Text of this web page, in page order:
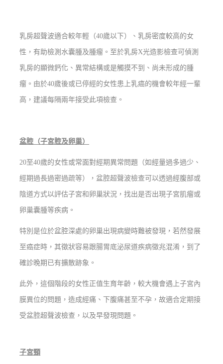
乳房超聲波適合較年輕（40歲以下）、乳房密度較高的女
性，有助檢測水囊腫及腫瘤。至於乳房X光造影檢查可偵測
乳房的顯微鈣化、異常結構或是觸摸不到、尚未形成的腫
瘤。由於40歲後或已停經的女性患上乳癌的機會較年經一輩
高，建議每隔兩年接受此項檢查。
盆腔（子宮腔及卵巢）
20至40歲的女性或常面對經期異常問題（如經量過多過少、
經期過長過密過疏等），盆腔超聲波檢查可以透過經腹部或
陰道方式以評估子宮和卵巢狀況，找出是否出現子宮肌瘤或
卵巢囊腫等疾病。
特別是位於盆腔深處的卵巢出現病變時難被發現，若然發展
至癌症時，其徵狀容易跟腸胃底泌尿道疾病徵兆混淆，到了
確診晚期已有擴散跡象。
此外，這個階段的女性正值生育年齡，較大機會遇上子宮內
膜異位的問題，造成經痛、下腹痛甚至不孕，故適合定期接
受盆腔超聲波檢查，以及早發現問題。
子宮頸